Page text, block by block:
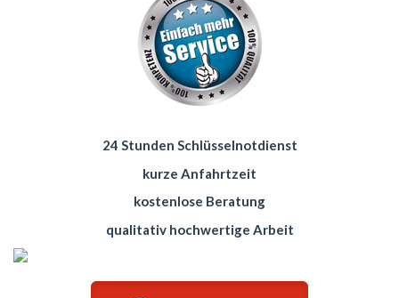
24 Stunden Schlüsselnotdienst
kurze Anfahrtzeit
kostenlose Beratung
qualitativ hochwertige Arbeit